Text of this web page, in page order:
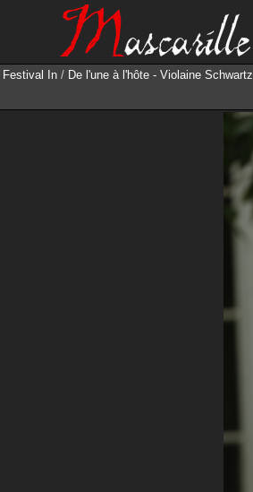
Festival In / De l'une à l'hôte - Violaine Schwartz